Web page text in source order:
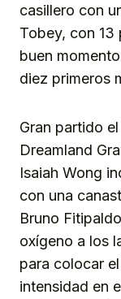
casillero con
Tobey, con 13
buen
diez primeros
Gran partido
Dreamland
Isaiah Wong
con una
Bruno
oxígeno a los
para colocar
intensidad en